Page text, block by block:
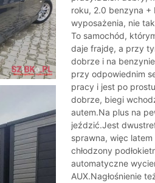
roku, 2.0 benzyna +
wyposażenia, nie
To samochód,
daje frajdę, a przy
dobrze i na
przy odpowiednim
pracy i jest po
dobrze, biegi
autem.Na plus na
jeździć.Jest
sprawna, więc
chłodzony
automatyczne
AUX.Nagłośnienie